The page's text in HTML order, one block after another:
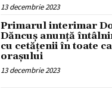
13 decembrie 2023
Primarul interimar
Dăncuș anunță
cu cetățenii în toate
orașului
13 decembrie 2023